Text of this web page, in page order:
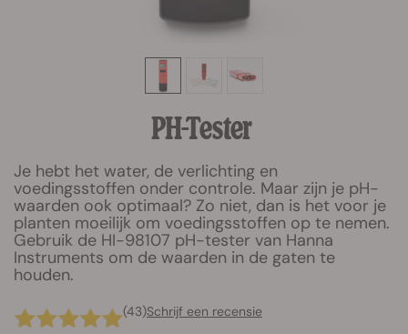
PH-Tester
Je hebt het water, de verlichting en
voedingsstoffen onder controle. Maar zijn je pH-
waarden ook optimaal? Zo niet, dan is het voor je
planten moeilijk om voedingsstoffen op te nemen.
Gebruik de HI-98107 pH-tester van Hanna
Instruments om de waarden in de gaten te
houden.
(43)Schrijf een recensie